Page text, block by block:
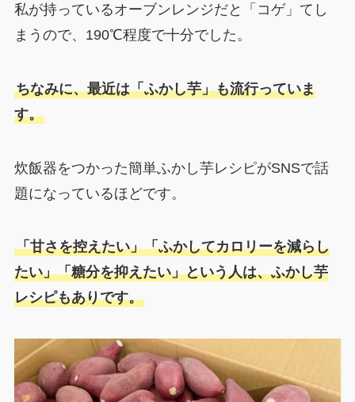
私が持っているオーブンレンジだと「コゲ」てし
まうので、190℃程度で十分でした。
ちなみに、最近は「ふかし芋」も流行っていま
す。
炊飯器をつかった簡単ふかし芋レシピがSNSで話
題になっているほどです。
「甘さを控えたい」「ふかしてカロリーを減らし
たい」「糖分を抑えたい」という人は、ふかし芋
レシピもありです。